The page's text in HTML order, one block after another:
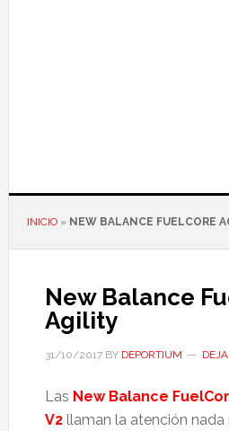
INICIO» NEW BALANCE FUELCORE
New Balance
Agility
31/10/2017BY DEPORTIUM
Las New Balance
V2llaman la atención nada